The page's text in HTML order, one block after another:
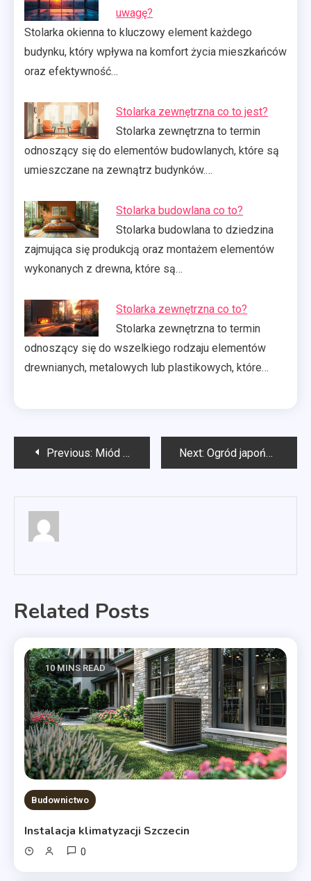
uwagę?
Stolarka okienna to kluczowy element każdego
budynku, który wpływa na komfort życia mieszkańców
oraz efektywność…
Stolarka zewnętrzna co to jest?
Stolarka zewnętrzna to termin
odnoszący się do elementów budowlanych, które są
umieszczane na zewnątrz budynków.…
Stolarka budowlana co to?
Stolarka budowlana to dziedzina
zajmująca się produkcją oraz montażem elementów
wykonanych z drewna, które są…
Stolarka zewnętrzna co to?
Stolarka zewnętrzna to termin
odnoszący się do wszelkiego rodzaju elementów
drewnianych, metalowych lub plastikowych, które…
Nawigacja
Previous: Miód wielokwiatowy Next: Ogród japoński jak urządzić?
Related Posts
10 MINS READ
Budownictwo
Instalacja klimatyzacji Szczecin
0